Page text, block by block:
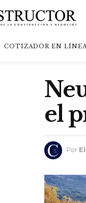
COTIZADOR EN
el
Por